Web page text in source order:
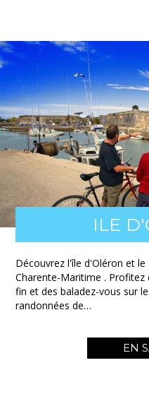
ILE
Découvrez l'île d'Oléron et
Charente-Maritime . Profitez
fin et des baladez-vous sur
randonnées de…
EN